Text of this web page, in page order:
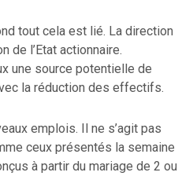
tout cela est lié. La direction
de l’Etat actionnaire.
une source potentielle de
la réduction des effectifs.
emplois. Il ne s’agit pas
ceux présentés la semaine
à partir du mariage de 2 ou